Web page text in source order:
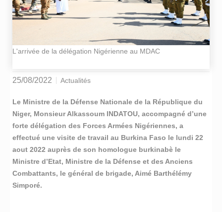
L'arrivée de la délégation Nigérienne au MDAC
25/08/2022 Actualités
Le Ministre de la Défense Nationale de la République du
Niger, Monsieur Alkassoum INDATOU, accompagné d’une
forte délégation des Forces Armées Nigériennes, a
effectué une visite de travail au Burkina Faso le lundi 22
aout 2022 auprès de son homologue burkinabè le
Ministre d’Etat, Ministre de la Défense et des Anciens
Combattants, le général de brigade, Aimé Barthélémy
Simporé.